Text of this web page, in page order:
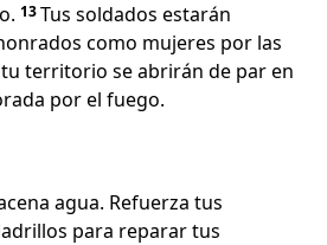
13Tus soldados estarán
como mujeres por las
territorio se abrirán de par en
por el fuego.
agua. Refuerza tus
para reparar tus